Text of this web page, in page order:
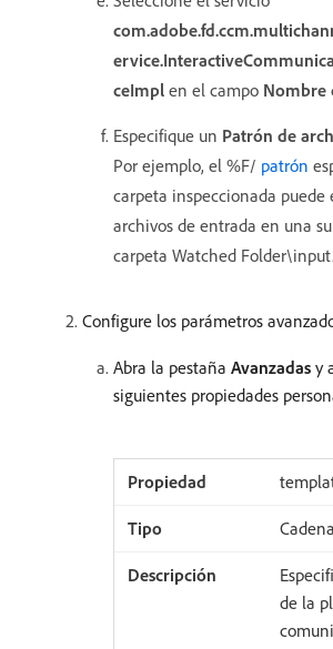
ceImpl en el campo Nombre
Especifique un Patrón de
Por ejemplo, el %F/ patrón
carpeta inspeccionada puede
archivos de entrada en una
carpeta Watched Folder\input.
Configure los parámetros
Abra la pestaña Avanzadas y
siguientes propiedades
Cadena
de la